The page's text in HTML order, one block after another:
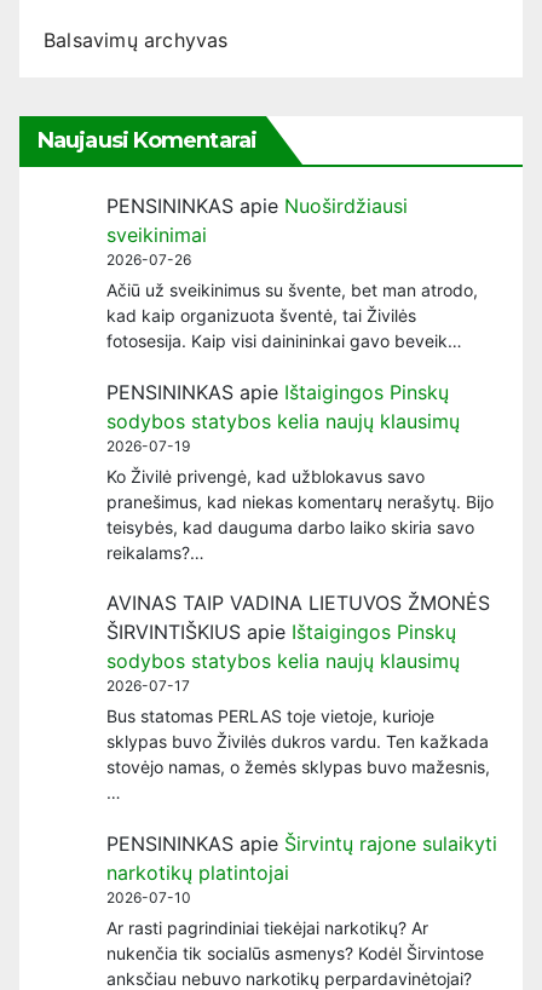
Balsavimų archyvas
Naujausi Komentarai
PENSININKAS apie Nuoširdžiausi
sveikinimai
2026-07-26
Ačiū už sveikinimus su švente, bet man atrodo,
kad kaip organizuota šventė, tai Živilės
fotosesija. Kaip visi dainininkai gavo beveik…
PENSININKAS apie Ištaigingos Pinskų
sodybos statybos kelia naujų klausimų
2026-07-19
Ko Živilė privengė, kad užblokavus savo
pranešimus, kad niekas komentarų nerašytų. Bijo
teisybės, kad dauguma darbo laiko skiria savo
reikalams?…
AVINAS TAIP VADINA LIETUVOS ŽMONĖS
ŠIRVINTIŠKIUS apie Ištaigingos Pinskų
sodybos statybos kelia naujų klausimų
2026-07-17
Bus statomas PERLAS toje vietoje, kurioje
sklypas buvo Živilės dukros vardu. Ten kažkada
stovėjo namas, o žemės sklypas buvo mažesnis,
…
PENSININKAS apie Širvintų rajone sulaikyti
narkotikų platintojai
2026-07-10
Ar rasti pagrindiniai tiekėjai narkotikų? Ar
nukenčia tik socialūs asmenys? Kodėl Širvintose
anksčiau nebuvo narkotikų perpardavinėtojai?